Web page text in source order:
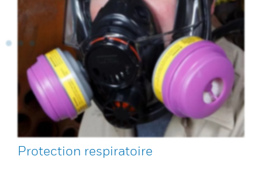
Protection respiratoire